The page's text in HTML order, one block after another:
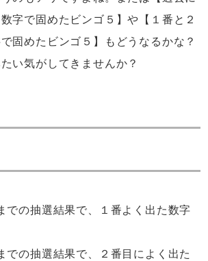
字で固めたビンゴ５】や【１番と２
固めたビンゴ５】もどうなるかな？
い気がしてきませんか？
での抽選結果で、１番よく出た数字
での抽選結果で、２番目によく出た